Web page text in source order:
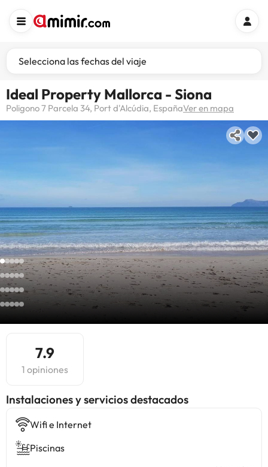
Selecciona las fechas del viaje
Ideal Property Mallorca - Siona
Poligono 7 Parcela 34, Port d'Alcúdia, EspañaVer en mapa
7.9
1 opiniones
Instalaciones y servicios destacados
Wifi e Internet
Piscinas